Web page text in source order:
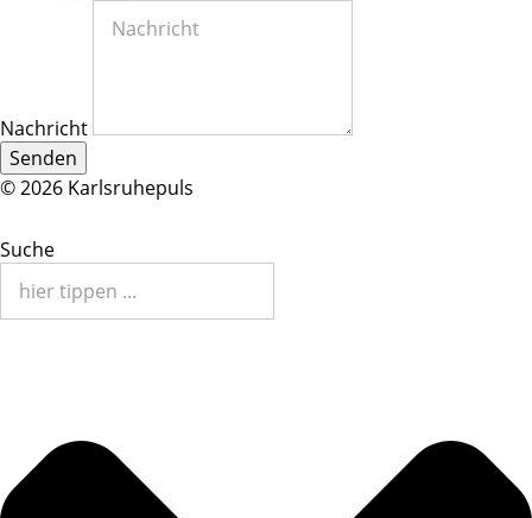
Nachricht
Senden
© 2026 Karlsruhepuls
Suche